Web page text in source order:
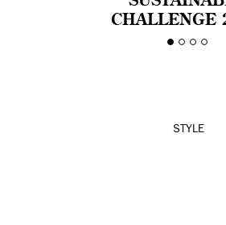
CHALLENGE
CELEBRA
STYLE